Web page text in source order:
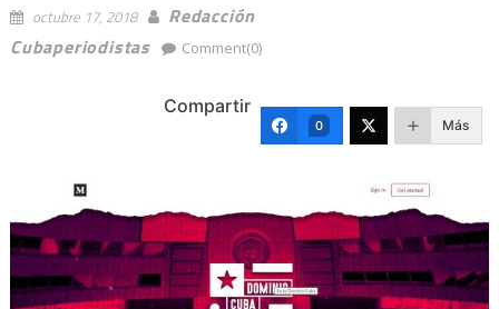
octubre 17, 2018
Redacción
Cubaperiodistas
Comment(0)
Compartir
0 Más